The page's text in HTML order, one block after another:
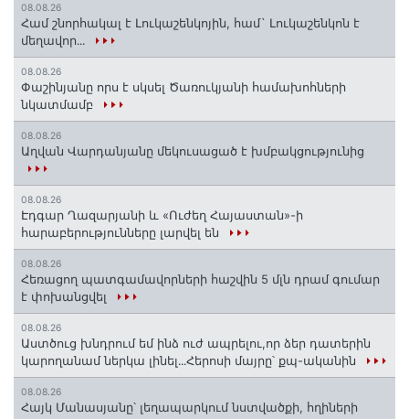
08.08.26
Համ շնորհակալ է Լուկաշենկոյին, համ` Լուկաշենկոն է
մեղավոր․․․
08.08.26
Փաշինյանը որս է սկսել Ծառուկյանի համախոհների
նկատմամբ
08.08.26
Աղվան Վարդանյանը մեկուսացած է խմբակցությունից
08.08.26
Էդգար Ղազարյանի և «Ուժեղ Հայաստան»-ի
հարաբերությունները լարվել են
08.08.26
Հեռացող պատգամավորների հաշվին 5 մլն դրամ գումար
է փոխանցվել
08.08.26
Աստծուց խնդրում եմ ինձ ուժ ապրելու,որ ձեր դատերին
կարողանամ ներկա լինել․․․Հերոսի մայրը՝ քպ-ականին
08.08.26
Հայկ Մանասյանը՝ լեղապարկում նստվածքի, հղիների